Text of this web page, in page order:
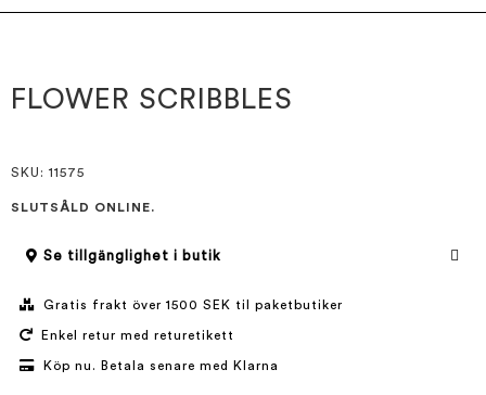
slutet
av
början
avFLOWER SCRIBBLES
SKU : 11575
SLUTSÅLD ONLINE.
Se tillgänglighet i butik
Gratis frakt över 1500 SEK til paketbutiker
Enkel retur med returetikett
Köp nu. Betala senare med Klarna